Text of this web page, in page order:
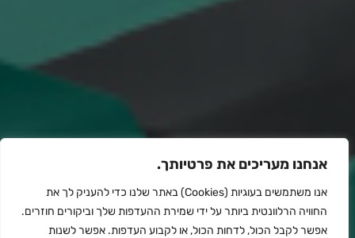
אנחנו מעריכים את פרטיותך.
אנו משתמשים בעוגיות (Cookies) באתר שלנו כדי להעניק לך את
החוויה הרלוונטית ביותר על ידי שמירת ההעדפות שלך וביקורים חוזרים.
אפשר לקבל הכול, לדחות הכול, או לקבוע העדפות. אפשר לשנות